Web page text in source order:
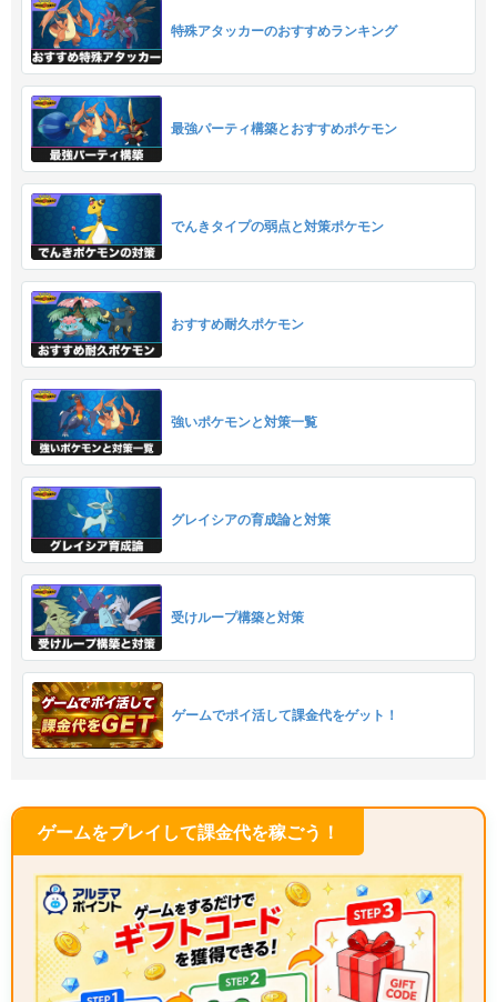
特殊アタッカーのおすすめランキング
最強パーティ構築とおすすめポケモン
でんきタイプの弱点と対策ポケモン
おすすめ耐久ポケモン
強いポケモンと対策一覧
グレイシアの育成論と対策
受けループ構築と対策
ゲームでポイ活して課金代をゲット！
ゲームをプレイして課金代を稼ごう！